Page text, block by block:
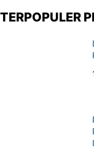
TERPOPULER